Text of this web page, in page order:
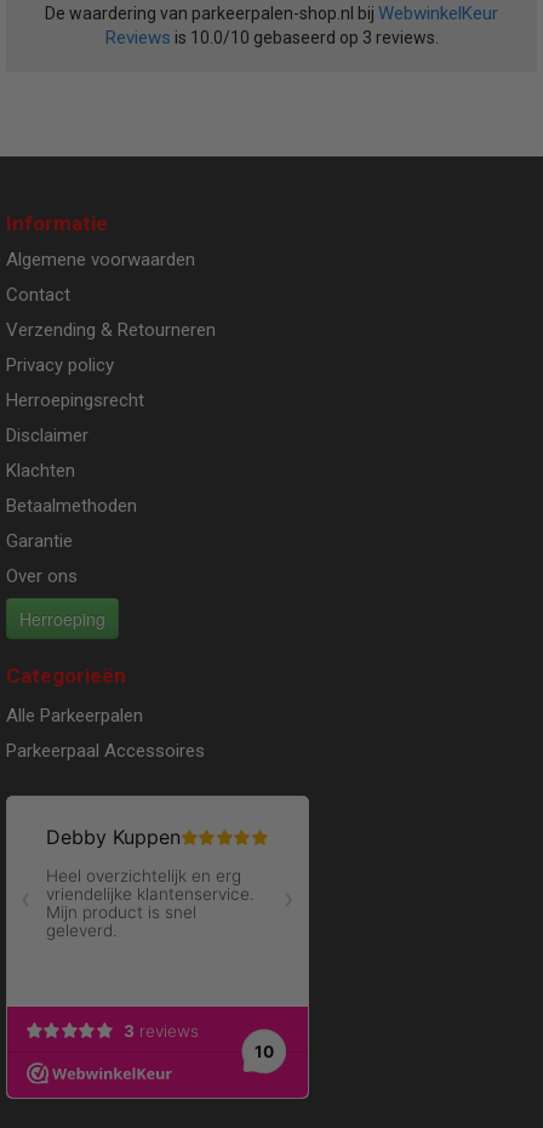
De waardering van parkeerpalen-shop.nl bij WebwinkelKeur
Reviews is 10.0/10 gebaseerd op 3 reviews.
Informatie
Algemene voorwaarden
Contact
Verzending & Retourneren
Privacy policy
Herroepingsrecht
Disclaimer
Klachten
Betaalmethoden
Garantie
Over ons
Herroeping
Categorieën
Alle Parkeerpalen
Parkeerpaal Accessoires